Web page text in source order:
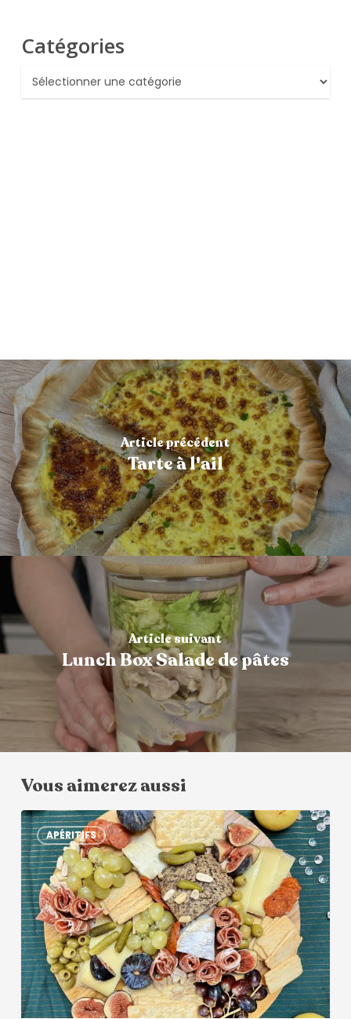
Catégories
Catégories
Article précédent
Tarte à l'ail
Article suivant
Lunch Box Salade de pâtes
Vous aimerez aussi
APÉRITIFS